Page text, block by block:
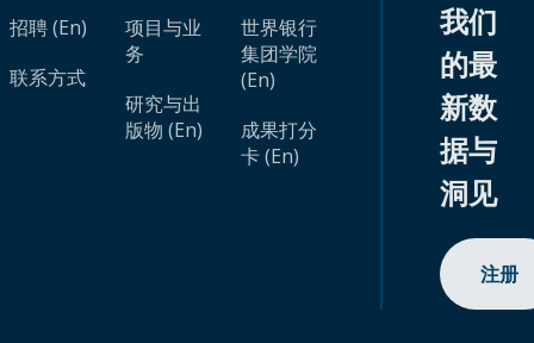
招聘 (En)
联系方式
项目与业
务
研究与出
版物 (En)
世界银行
集团学院
(En)
成果打分
卡 (En)
我们
的最
新数
据与
洞见
注册